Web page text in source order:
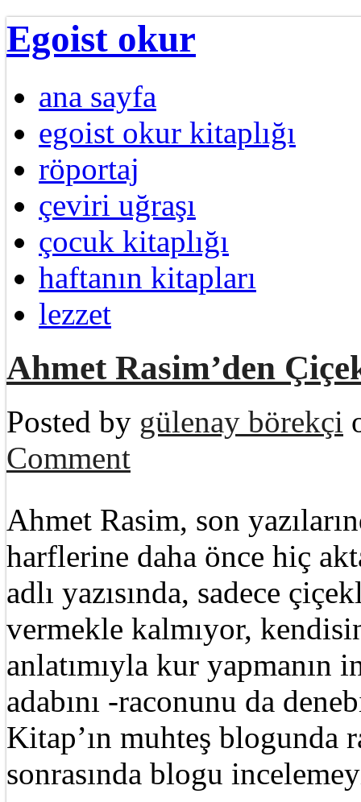
Egoist okur
ana sayfa
egoist okur kitaplığı
röportaj
çeviri uğraşı
çocuk kitaplığı
haftanın kitapları
lezzet
Ahmet Rasim’den
Posted by gülenay börekçi
Comment
Ahmet Rasim, son
harflerine daha önce hiç
adlı yazısında, sadece
vermekle kalmıyor,
anlatımıyla kur
adabını -raconunu da
Kitap’ın muhteş blogunda
sonrasında blogu